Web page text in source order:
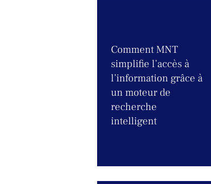
Comment MNT
simplifie l’accès à
l’information grâce à
un moteur de
recherche
intelligent